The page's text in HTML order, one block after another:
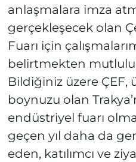
anlaşmalara imza
gerçekleşecek olan
Fuarı için
belirtmekten
Bildiğiniz üzere ÇEF,
boynuzu olan
endüstriyel fuarı
geçen yıl daha da
eden, katılımcı ve